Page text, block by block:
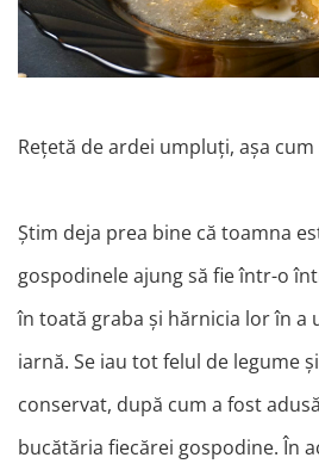
Rețetă de ardei umpluți, așa cum
Știm deja prea bine că toamna
gospodinele ajung să fie într-o
în toată graba și hărnicia lor în a
iarnă. Se iau tot felul de legume
conservat, după cum a fost
bucătăria fiecărei gospodine. În